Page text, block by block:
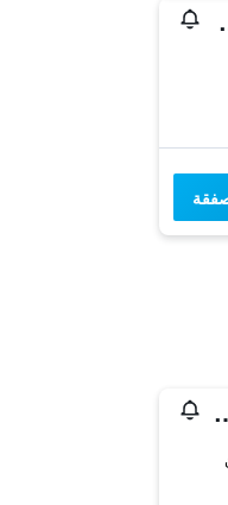
إكيماي